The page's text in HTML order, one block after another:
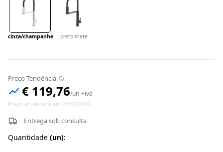
cinza/champanhe preto mate
Preço Tendência
€ 119,76/un +iva
Preço atualizado em 22/02/2026
Entrega sob consulta
Quantidade (un):